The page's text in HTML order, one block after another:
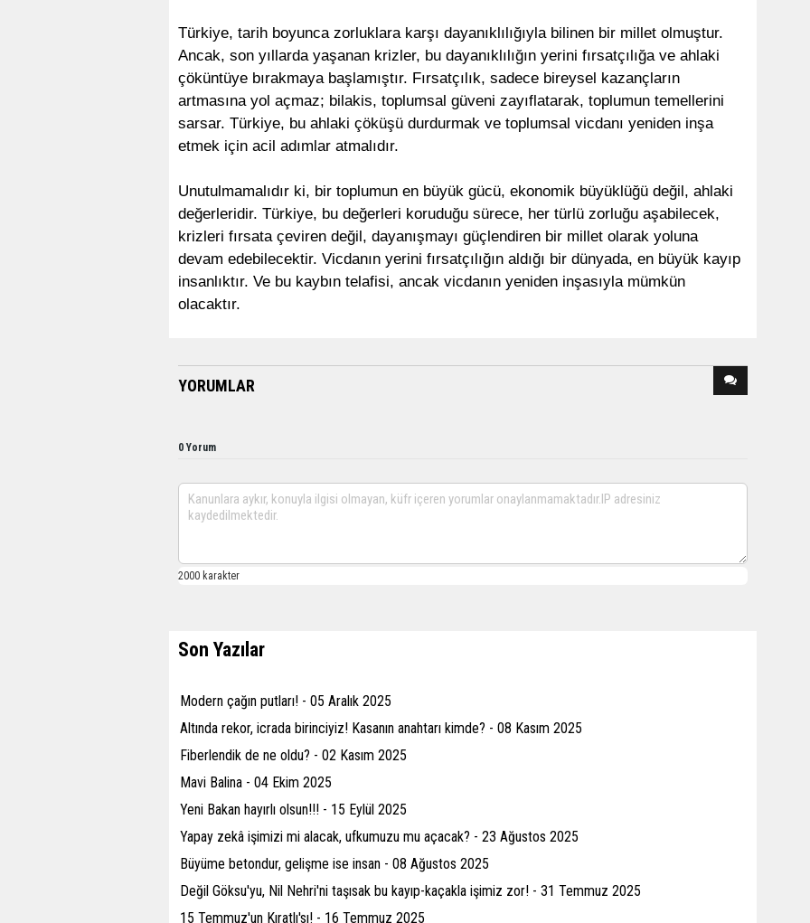
Türkiye, tarih boyunca zorluklara karşı dayanıklılığıyla bilinen bir millet olmuştur.
Ancak, son yıllarda yaşanan krizler, bu dayanıklılığın yerini fırsatçılığa ve ahlaki
çöküntüye bırakmaya başlamıştır. Fırsatçılık, sadece bireysel kazançların
artmasına yol açmaz; bilakis, toplumsal güveni zayıflatarak, toplumun temellerini
sarsar. Türkiye, bu ahlaki çöküşü durdurmak ve toplumsal vicdanı yeniden inşa
etmek için acil adımlar atmalıdır.
Unutulmamalıdır ki, bir toplumun en büyük gücü, ekonomik büyüklüğü değil, ahlaki
değerleridir. Türkiye, bu değerleri koruduğu sürece, her türlü zorluğu aşabilecek,
krizleri fırsata çeviren değil, dayanışmayı güçlendiren bir millet olarak yoluna
devam edebilecektir. Vicdanın yerini fırsatçılığın aldığı bir dünyada, en büyük kayıp
insanlıktır. Ve bu kaybın telafisi, ancak vicdanın yeniden inşasıyla mümkün
olacaktır.
YORUMLAR
0 Yorum
Son Yazılar
Modern çağın putları! - 05 Aralık 2025
Altında rekor, icrada birinciyiz! Kasanın anahtarı kimde? - 08 Kasım 2025
Fiberlendik de ne oldu? - 02 Kasım 2025
Mavi Balina - 04 Ekim 2025
Yeni Bakan hayırlı olsun!!! - 15 Eylül 2025
Yapay zekâ işimizi mi alacak, ufkumuzu mu açacak? - 23 Ağustos 2025
Büyüme betondur, gelişme ise insan - 08 Ağustos 2025
Değil Göksu'yu, Nil Nehri'ni taşısak bu kayıp-kaçakla işimiz zor! - 31 Temmuz 2025
15 Temmuz'un Kıratlı'sı! - 16 Temmuz 2025